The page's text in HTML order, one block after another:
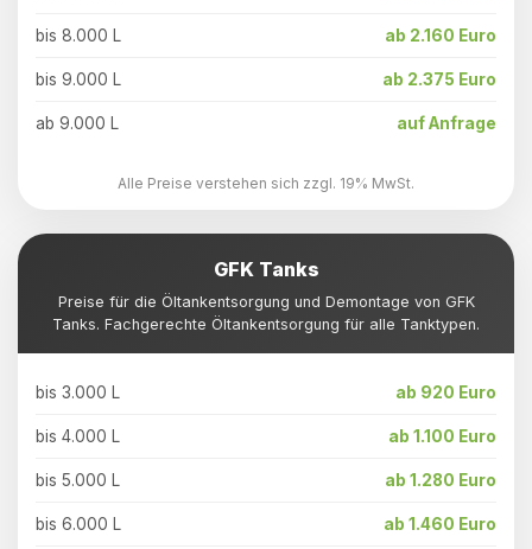
bis 8.000 L ab 2.160 Euro
bis 9.000 L ab 2.375 Euro
ab 9.000 L auf Anfrage
Alle Preise verstehen sich zzgl. 19% MwSt.
GFK Tanks
Preise für die Öltankentsorgung und Demontage von GFK
Tanks. Fachgerechte Öltankentsorgung für alle Tanktypen.
bis 3.000 L ab 920 Euro
bis 4.000 L ab 1.100 Euro
bis 5.000 L ab 1.280 Euro
bis 6.000 L ab 1.460 Euro